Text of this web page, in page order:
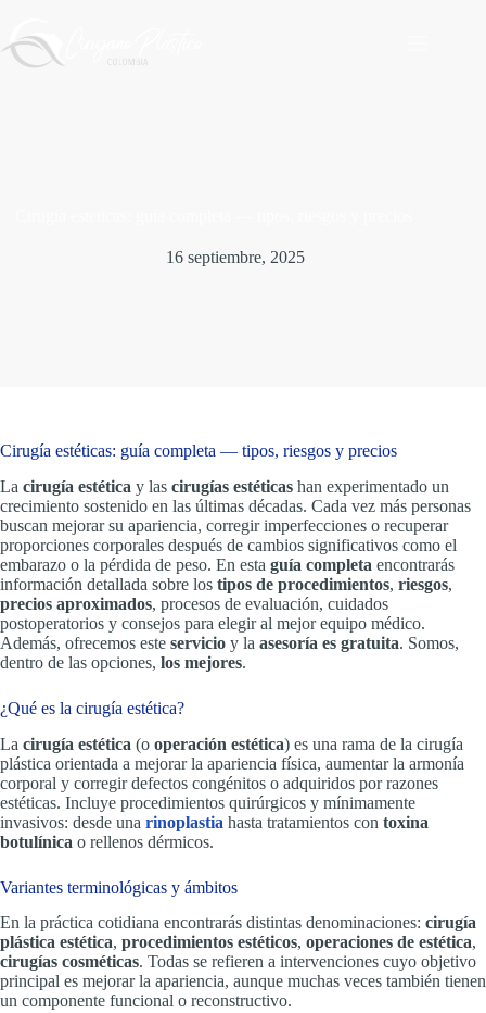
contenido
16 septiembre, 2025
Cirugía estéticas: guía completa — tipos, riesgos y precios
La cirugía estética y las cirugías estéticas han experimentado un
crecimiento sostenido en las últimas décadas. Cada vez más personas
buscan mejorar su apariencia, corregir imperfecciones o recuperar
proporciones corporales después de cambios significativos como el
embarazo o la pérdida de peso. En esta guía completa encontrarás
información detallada sobre los tipos de procedimientos, riesgos,
precios aproximados, procesos de evaluación, cuidados
postoperatorios y consejos para elegir al mejor equipo médico.
Además, ofrecemos este servicio y la asesoría es gratuita. Somos,
dentro de las opciones, los mejores.
¿Qué es la cirugía estética?
La cirugía estética (o operación estética) es una rama de la cirugía
plástica orientada a mejorar la apariencia física, aumentar la armonía
corporal y corregir defectos congénitos o adquiridos por razones
estéticas. Incluye procedimientos quirúrgicos y mínimamente
invasivos: desde una rinoplastia hasta tratamientos con toxina
botulínica o rellenos dérmicos.
Variantes terminológicas y ámbitos
En la práctica cotidiana encontrarás distintas denominaciones: cirugía
plástica estética, procedimientos estéticos, operaciones de estética,
cirugías cosméticas. Todas se refieren a intervenciones cuyo objetivo
principal es mejorar la apariencia, aunque muchas veces también tienen
un componente funcional o reconstructivo.